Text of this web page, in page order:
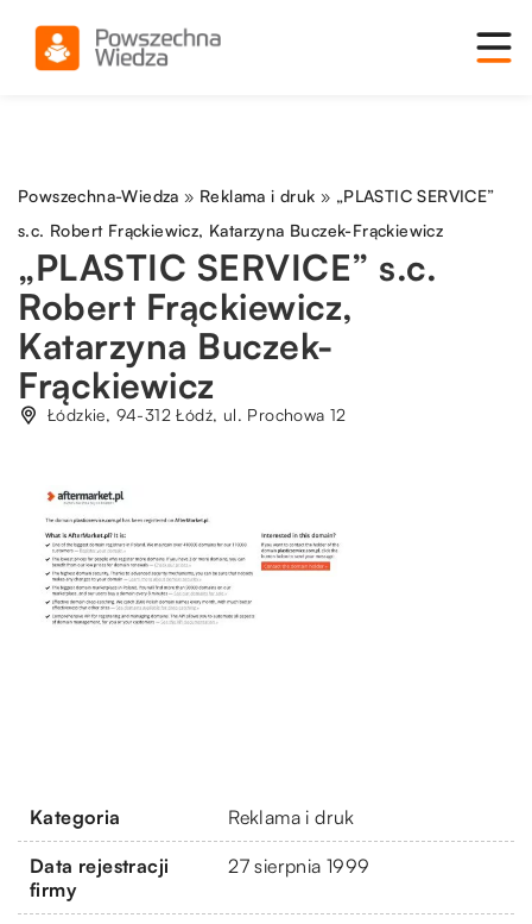
Powszechna-Wiedza » Reklama i druk » „PLASTIC SERVICE”
s.c. Robert Frąckiewicz, Katarzyna Buczek-Frąckiewicz
„PLASTIC SERVICE” s.c.
Robert Frąckiewicz,
Katarzyna Buczek-
Frąckiewicz
Łódzkie, 94-312 Łódź, ul. Prochowa 12
Kategoria Reklama i druk
Data rejestracji
firmy
27 sierpnia 1999